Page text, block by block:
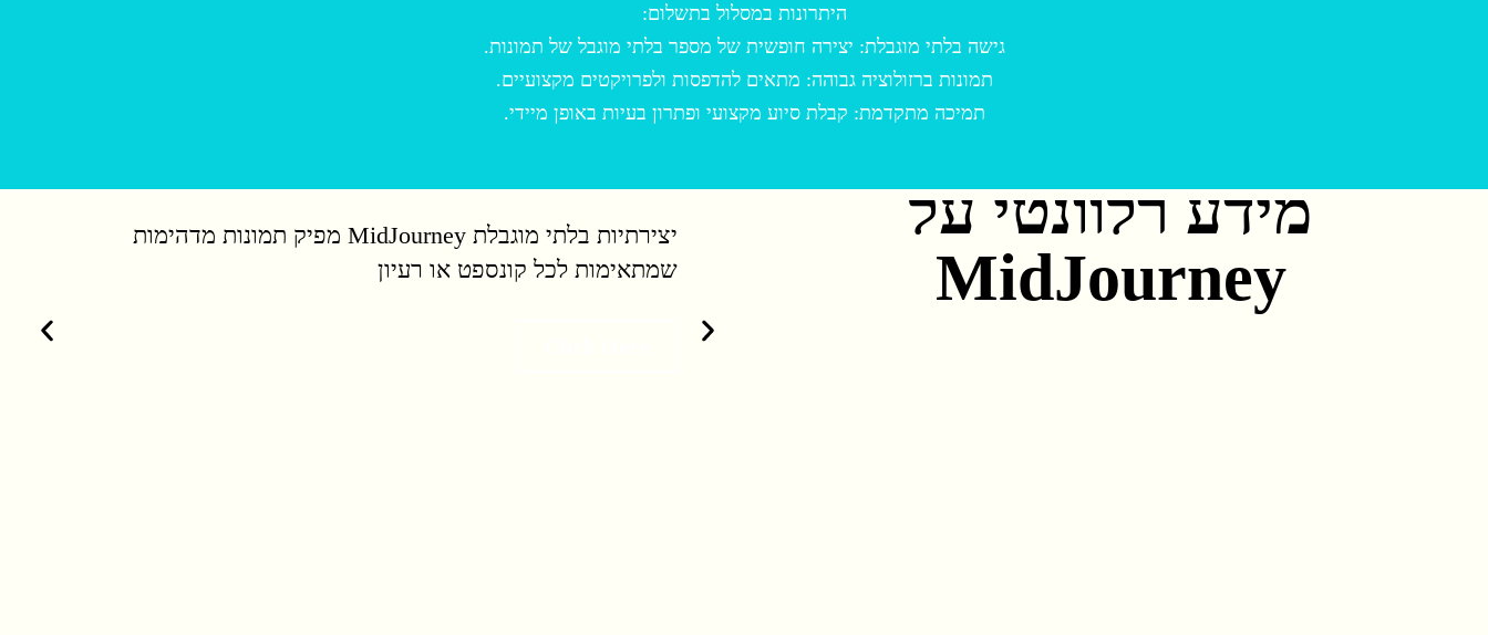
היתרונות במסלול בתשלום:
גישה בלתי מוגבלת: יצירה חופשית של מספר בלתי מוגבל של תמונות.
תמונות ברזולוציה גבוהה: מתאים להדפסות ולפרויקטים מקצועיים.
תמיכה מתקדמת: קבלת סיוע מקצועי ופתרון בעיות באופן מיידי.
מידע רלוונטי על
MidJourney
יצירתיות בלתי מוגבלת MidJourney מפיק תמונות מדהימות
שמתאימות לכל קונספט או רעיון